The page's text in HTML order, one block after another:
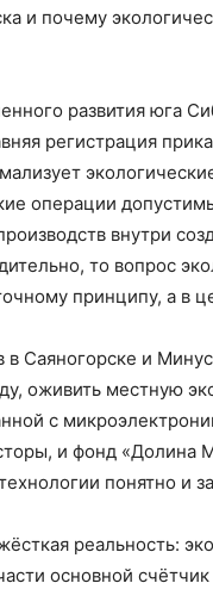
и почему
развития юга
регистрация
операции
внутри
то вопрос
принципу, а в
Саяногорске и
оживить местную
с
и фонд «Долина
понятно и
реальность:
основной